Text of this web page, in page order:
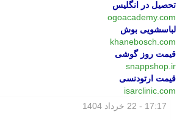
تحصیل در انگلیس
ogoacademy.com
لباسشویی بوش
khanebosch.com
قیمت روز گوشی
snappshop.ir
قیمت ارتودنسی
isarclinic.com
17:17 - 22 خرداد 1404